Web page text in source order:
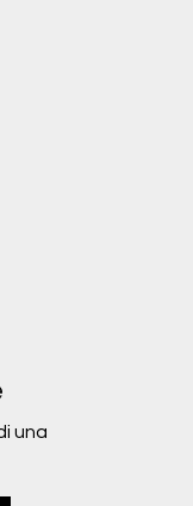
una